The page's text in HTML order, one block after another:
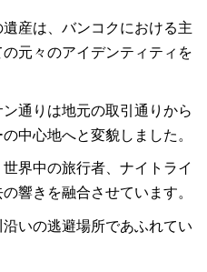
産は、バンコクにおける主
元々のアイデンティティを
通りは地元の取引通りから
中心地へと変貌しました。
界中の旅行者、ナイトライ
響きを融合させています。
いの逃避場所であふれてい